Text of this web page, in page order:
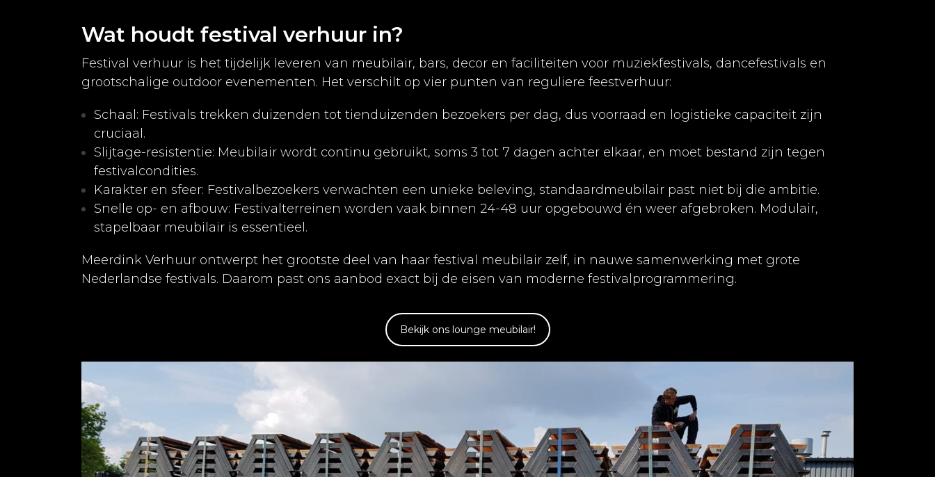
Wat houdt festival verhuur in?
Festival verhuur is het tijdelijk leveren van meubilair, bars, decor en faciliteiten voor muziekfestivals, dancefestivals en
grootschalige outdoor evenementen. Het verschilt op vier punten van reguliere feestverhuur:
Schaal: Festivals trekken duizenden tot tienduizenden bezoekers per dag, dus voorraad en logistieke capaciteit zijn
cruciaal.
Slijtage-resistentie: Meubilair wordt continu gebruikt, soms 3 tot 7 dagen achter elkaar, en moet bestand zijn tegen
festivalcondities.
Karakter en sfeer: Festivalbezoekers verwachten een unieke beleving, standaardmeubilair past niet bij die ambitie.
Snelle op- en afbouw: Festivalterreinen worden vaak binnen 24-48 uur opgebouwd én weer afgebroken. Modulair,
stapelbaar meubilair is essentieel.
Meerdink Verhuur ontwerpt het grootste deel van haar festival meubilair zelf, in nauwe samenwerking met grote
Nederlandse festivals. Daarom past ons aanbod exact bij de eisen van moderne festivalprogrammering.
Bekijk ons lounge meubilair!